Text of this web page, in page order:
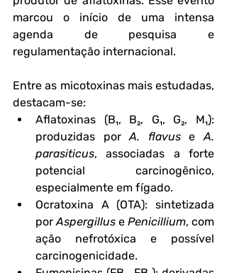
marcou o início de uma intensa
agenda de pesquisa e
regulamentação internacional.
Entre as micotoxinas mais estudadas,
destacam-se:
Aflatoxinas (B₁, B₂, G₁, G₂, M₁):
produzidas por A. flavus e A.
parasiticus, associadas a forte
potencial carcinogênico,
especialmente em fígado.
Ocratoxina A (OTA): sintetizada
por Aspergillus e Penicillium, com
ação nefrotóxica e possível
carcinogenicidade.